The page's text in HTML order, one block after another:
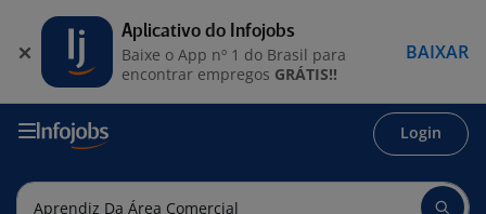
Login
Aplicativo do Infojobs
Baixe o App nº 1 do Brasil para
encontrar empregos GRÁTIS!!
BAIXAR